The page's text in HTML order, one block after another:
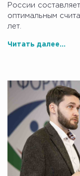
России
оптимальным
лет.
Читать далее...